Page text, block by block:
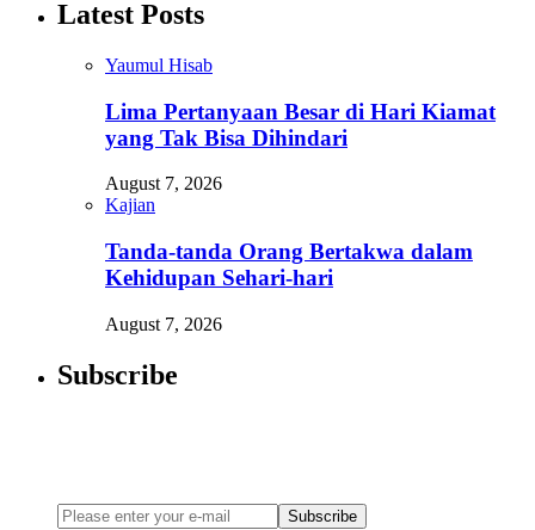
Latest Posts
Yaumul Hisab
Lima Pertanyaan Besar di Hari Kiamat
yang Tak Bisa Dihindari
August 7, 2026
Kajian
Tanda-tanda Orang Bertakwa dalam
Kehidupan Sehari-hari
August 7, 2026
Subscribe
Subscribe